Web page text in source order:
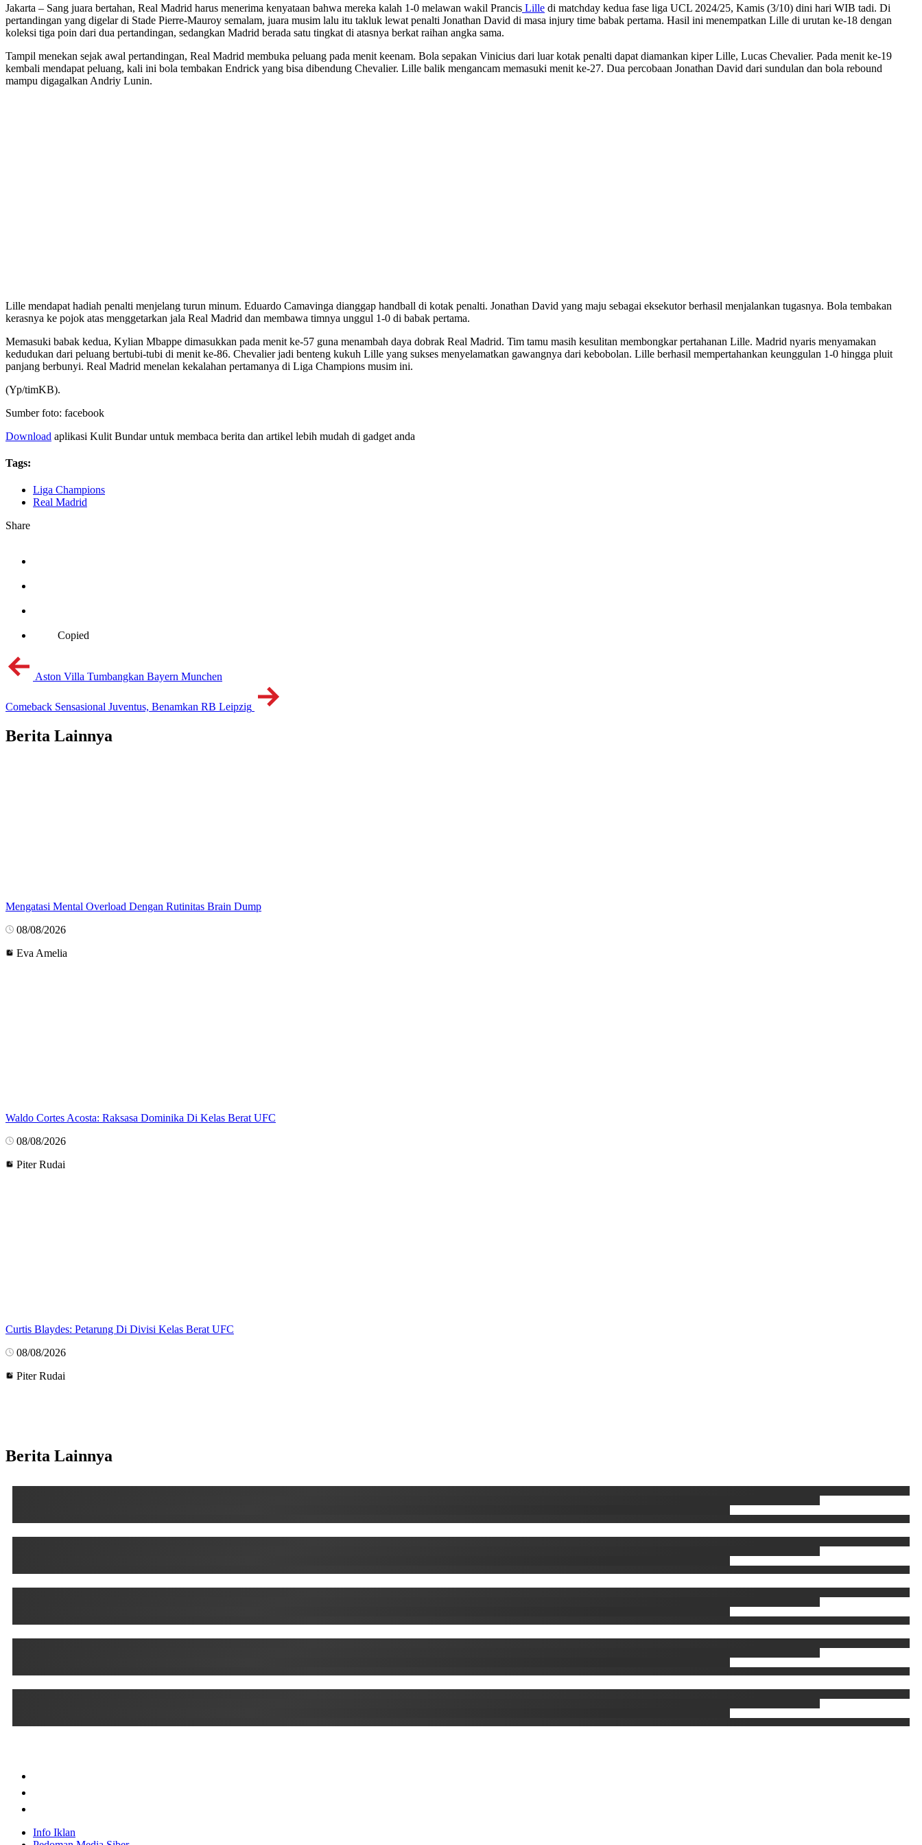
Jakarta – Sang juara bertahan, Real Madrid harus menerima kenyataan bahwa mereka kalah 1-0 melawan wakil Prancis Lille di matchday kedua fase liga UCL 2024/25, Kamis (3/10) dini hari WIB tadi. Di
pertandingan yang digelar di Stade Pierre-Mauroy semalam, juara musim lalu itu takluk lewat penalti Jonathan David di masa injury time babak pertama. Hasil ini menempatkan Lille di urutan ke-18 dengan
koleksi tiga poin dari dua pertandingan, sedangkan Madrid berada satu tingkat di atasnya berkat raihan angka sama.
Tampil menekan sejak awal pertandingan, Real Madrid membuka peluang pada menit keenam. Bola sepakan Vinicius dari luar kotak penalti dapat diamankan kiper Lille, Lucas Chevalier. Pada menit ke-19
kembali mendapat peluang, kali ini bola tembakan Endrick yang bisa dibendung Chevalier. Lille balik mengancam memasuki menit ke-27. Dua percobaan Jonathan David dari sundulan dan bola rebound
mampu digagalkan Andriy Lunin.
Lille mendapat hadiah penalti menjelang turun minum. Eduardo Camavinga dianggap handball di kotak penalti. Jonathan David yang maju sebagai eksekutor berhasil menjalankan tugasnya. Bola tembakan
kerasnya ke pojok atas menggetarkan jala Real Madrid dan membawa timnya unggul 1-0 di babak pertama.
Memasuki babak kedua, Kylian Mbappe dimasukkan pada menit ke-57 guna menambah daya dobrak Real Madrid. Tim tamu masih kesulitan membongkar pertahanan Lille. Madrid nyaris menyamakan
kedudukan dari peluang bertubi-tubi di menit ke-86. Chevalier jadi benteng kukuh Lille yang sukses menyelamatkan gawangnya dari kebobolan. Lille berhasil mempertahankan keunggulan 1-0 hingga pluit
panjang berbunyi. Real Madrid menelan kekalahan pertamanya di Liga Champions musim ini.
(Yp/timKB).
Sumber foto: facebook
Download aplikasi Kulit Bundar untuk membaca berita dan artikel lebih mudah di gadget anda
Tags:
Liga Champions
Real Madrid
Share
Copied
Aston Villa Tumbangkan Bayern Munchen
Comeback Sensasional Juventus, Benamkan RB Leipzig
Berita Lainnya
Mengatasi Mental Overload Dengan Rutinitas Brain Dump
08/08/2026
Eva Amelia
Waldo Cortes Acosta: Raksasa Dominika Di Kelas Berat UFC
08/08/2026
Piter Rudai
Curtis Blaydes: Petarung Di Divisi Kelas Berat UFC
08/08/2026
Piter Rudai
Berita Lainnya
Info Iklan